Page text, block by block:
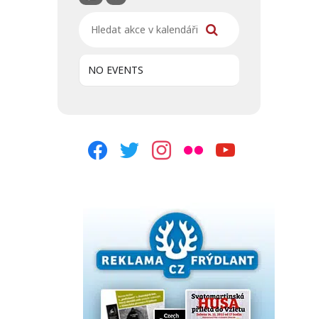
NO EVENTS
facebooktwitterinstagram
flickr youtube